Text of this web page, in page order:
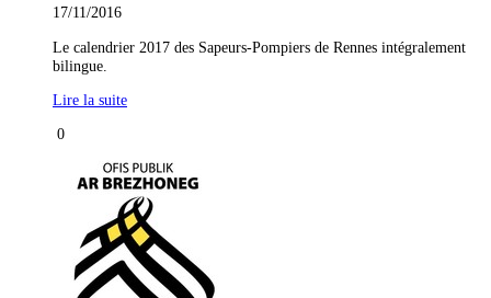
17/11/2016
Le calendrier 2017 des Sapeurs-Pompiers de Rennes intégralement
bilingue.
Lire la suite
0